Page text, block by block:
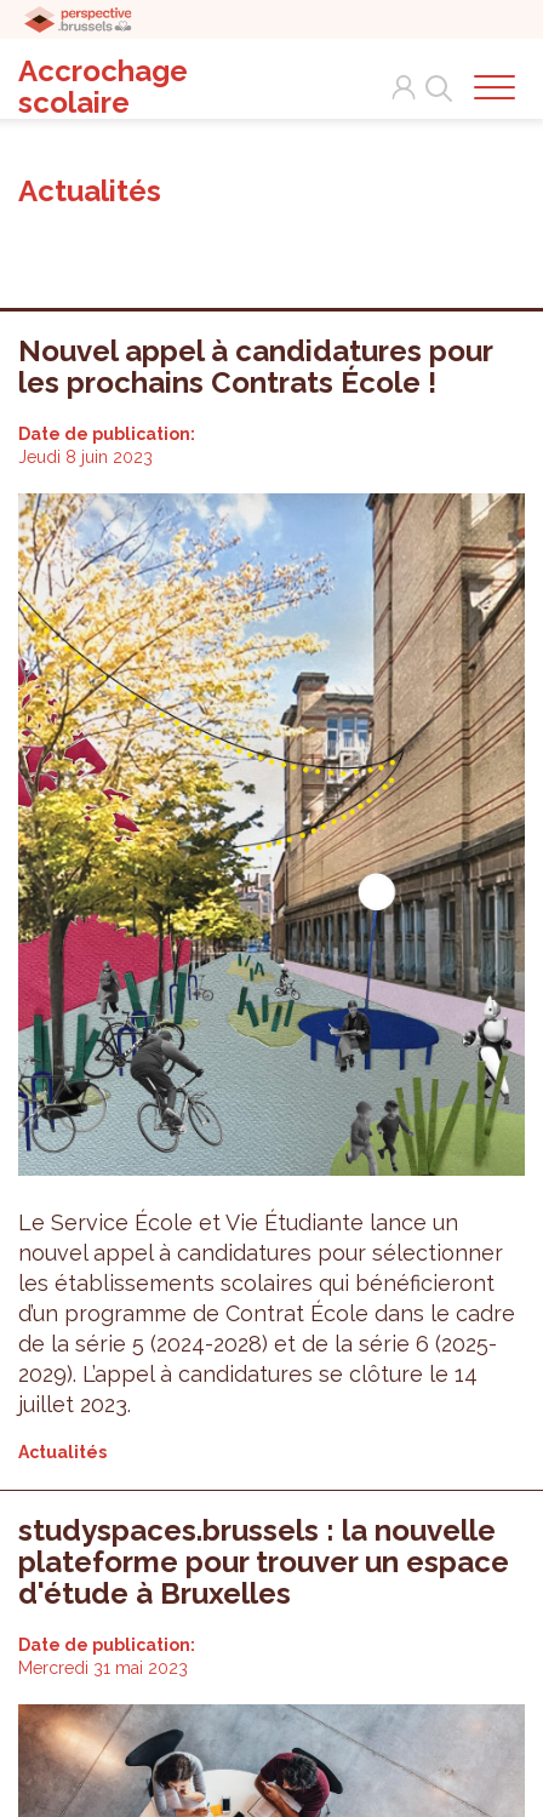
Accrochage
scolaire
Search
Actualités
Nouvel appel à candidatures pour
les prochains Contrats École !
Date de publication:
Jeudi 8 juin 2023
Le Service École et Vie Étudiante lance un
nouvel appel à candidatures pour sélectionner
les établissements scolaires qui bénéficieront
d’un programme de Contrat École dans le cadre
de la série 5 (2024-2028) et de la série 6 (2025-
2029). L’appel à candidatures se clôture le 14
juillet 2023.
Actualités
studyspaces.brussels : la nouvelle
plateforme pour trouver un espace
d'étude à Bruxelles
Date de publication:
Mercredi 31 mai 2023